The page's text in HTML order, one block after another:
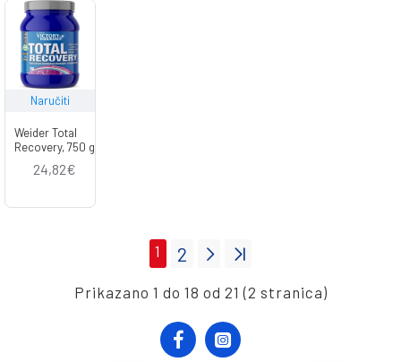
Naručiti
Weider Total
Recovery, 750 g
24,82€
1 2
Prikazano 1 do 18 od 21 (2 stranica)